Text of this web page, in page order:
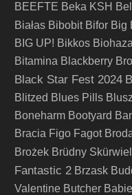
BEEFTE Beka KSH
Białas Bibobit Bifor Big
BIG UP! Bikkos
Bitamina Blackberry
Black Star Fest 2024
Blitzed Blues Pills
Boneharm Bootyard
Bracia Figo Fagot
Brożek Brüdny Skürwiel
Fantastic 2 Brzask
Valentine Butcher